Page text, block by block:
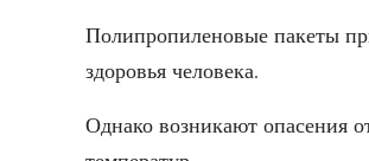
Полипропиленовые пакеты
здоровья человека.
Однако возникают опасения